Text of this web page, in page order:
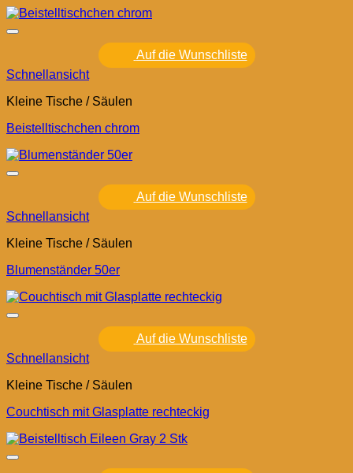
Auf die Wunschliste
Schnellansicht
Kleine Tische / Säulen
Beistelltischchen chrom
Auf die Wunschliste
Schnellansicht
Kleine Tische / Säulen
Blumenständer 50er
Auf die Wunschliste
Schnellansicht
Kleine Tische / Säulen
Couchtisch mit Glasplatte rechteckig